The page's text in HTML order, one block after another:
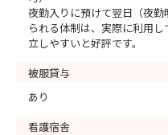
夜勤入りに預けて翌日（夜
られる体制は、実際に利用
立しやすいと好評です。
被服貸与
あり
看護宿舎